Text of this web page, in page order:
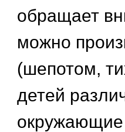
обращает
можно
(шепотом,
детей